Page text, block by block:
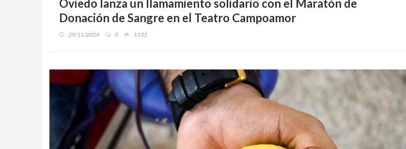
Oviedo lanza un llamamiento solidario con el Maratón de
Donación de Sangre en el Teatro Campoamor
29/11/2024 0 1132